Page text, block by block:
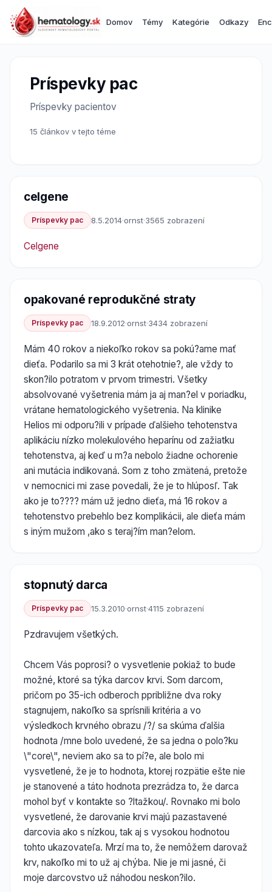
Domov Témy Kategórie Odkazy
Príspevky pac
Príspevky pacientov
15 článkov v tejto téme
celgene
Príspevky pac 8.5.2014·ornst·3565 zobrazení
Celgene
opakované reprodukčné straty
Príspevky pac 18.9.2012·ornst·3434 zobrazení
Mám 40 rokov a niekoľko rokov sa pokú?ame mať
dieťa. Podarilo sa mi 3 krát otehotnie?, ale vždy to
skon?ilo potratom v prvom trimestri. Všetky
absolvované vyšetrenia mám ja aj man?el v poriadku,
vrátane hematologického vyšetrenia. Na klinike
Helios mi odporu?ili v prípade ďalšieho tehotenstva
aplikáciu nízko molekulového heparínu od zažiatku
tehotenstva, aj keď u m?a nebolo žiadne ochorenie
ani mutácia indikovaná. Som z toho zmätená, pretože
v nemocnici mi zase povedali, že je to hlúposľ. Tak
ako je to???? mám už jedno dieťa, má 16 rokov a
tehotenstvo prebehlo bez komplikácii, ale dieťa mám
s iným mužom ,ako s teraj?ím man?elom.
stopnutý darca
Príspevky pac 15.3.2010·ornst·4115 zobrazení
Pzdravujem všetkých.
Chcem Vás poprosi? o vysvetlenie pokiaž to bude
možné, ktoré sa týka darcov krvi. Som darcom,
pričom po 35-ich odberoch ppribližne dva roky
stagnujem, nakoľko sa sprísnili kritéria a vo
výsledkoch krvného obrazu /?/ sa skúma ďalšia
hodnota /mne bolo uvedené, že sa jedna o polo?ku
\"core\", neviem ako sa to pí?e, ale bolo mi
vysvetlené, že je to hodnota, ktorej rozpätie ešte nie
je stanovené a táto hodnota prezrádza to, že darca
mohol byť v kontakte so ?ltažkou/. Rovnako mi bolo
vysvetlené, že darovanie krvi majú pazastavené
darcovia ako s nízkou, tak aj s vysokou hodnotou
tohto ukazovateľa. Mrzí ma to, že nemôžem darovaž
krv, nakoľko mi to už aj chýba. Nie je mi jasné, či
moje darcovstvo už náhodou neskon?ilo.